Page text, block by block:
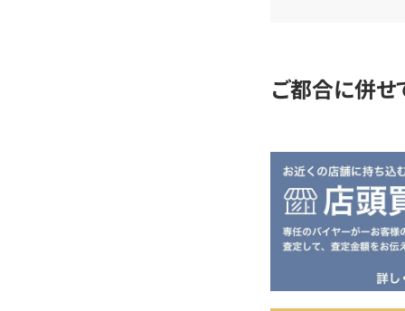
ご都合に併せ